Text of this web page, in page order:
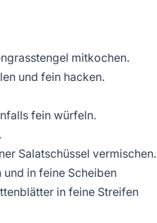
mitkochen.
und fein hacken.
fein würfeln.
Salatschüssel vermischen.
in feine Scheiben
in feine Streifen